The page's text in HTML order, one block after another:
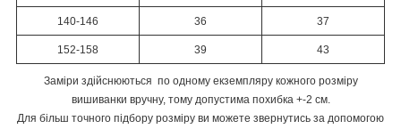
140-146 36 37
152-158 39 43
Заміри здійснюються по одному екземпляру кожного розміру
вишиванки вручну, тому допустима похибка +-2 см.
Для більш точного підбору розміру ви можете звернутись за допомогою